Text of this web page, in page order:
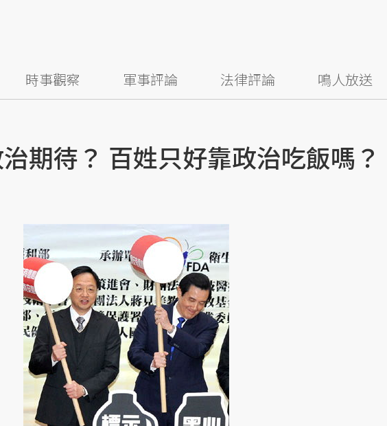
時事觀察 軍事評論 法律評論 鳴人放送
期待？ 百姓只好靠政治吃飯嗎？